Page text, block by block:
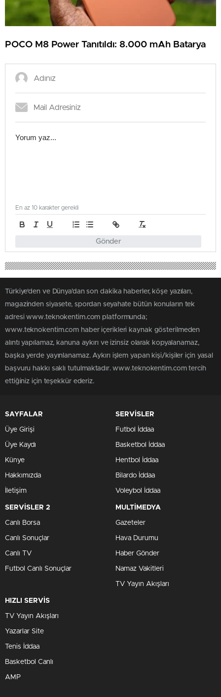
POCO M8 Power Tanıtıldı: 8.000 mAh Batarya
Gönder
En az 10 karakter gerekli
Türkiye'den ve Dünya’dan son dakika haberler, köşe yazıları,
magazinden siyasete, spordan seyahate bütün konuların tek
adresi www.teknokentim.com platformunda;
www.teknokentim.com haber içerikleri kaynak gösterilmeden
alıntı yapılamaz, kanuna aykırı ve izinsiz olarak kopyalanamaz,
başka yerde yayınlanamaz. Aykırı işlem yapan kişi/kişiler için yasal
başvuru hakkı saklı tutulmaktadır. www.teknokentim.com tercih
ettiğiniz için teşekkür ederiz.
SAYFALAR
Üye Girişi
Üye Kaydı
Künye
Hakkımızda
İletişim
SERVİSLER
Futbol İddaa
Basketbol İddaa
Hentbol İddaa
Bilardo İddaa
Voleybol İddaa
SERVİSLER 2
Canlı Borsa
Canlı Sonuçlar
Canlı TV
Futbol Canlı Sonuçlar
MULTİMEDYA
Gazeteler
Hava Durumu
Haber Gönder
Namaz Vakitleri
TV Yayın Akışları
HIZLI SERVİS
TV Yayın Akışları
Yazarlar Site
Tenis İddaa
Basketbol Canlı
AMP